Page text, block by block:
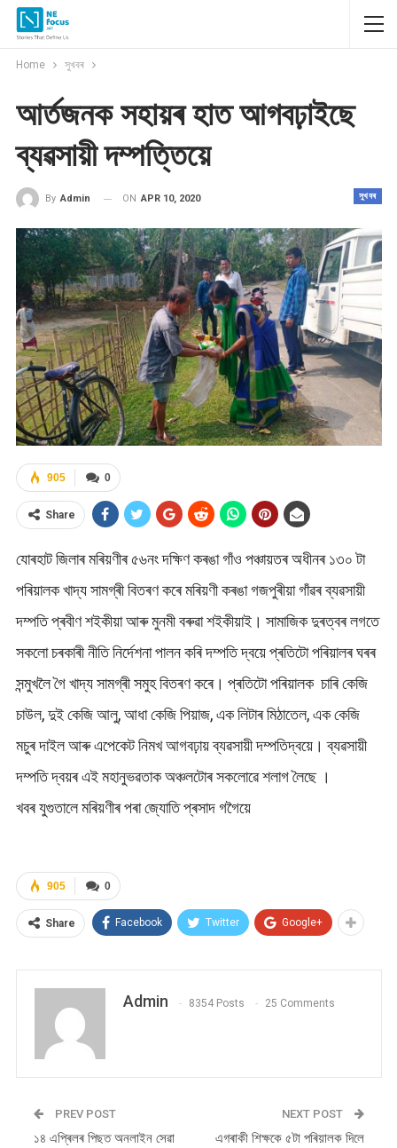
Home সুখবৰ
আৰ্তজনক সহায়ৰ হাত আগবঢ়াইছে
ব্যৱসায়ী দম্পত্তিয়ে
সুখবৰ
By Admin ON APR 10, 2020
0
905
Share
যোৰহাট জিলাৰ মৰিয়ণীৰ ৫৬নং দক্ষিণ কৰঙা গাঁও পঞ্চায়তৰ অধীনৰ ১৩০ টা
পৰিয়ালক খাদ্য সামগ্ৰী বিতৰণ কৰে মৰিয়ণী কৰঙা গজপুৰীয়া গাঁৱৰ ব্যৱসায়ী
দম্পতি প্ৰবীণ শইকীয়া আৰু মুনমী বৰুৱা শইকীয়াই। সামাজিক দুৰত্বৰ লগতে
সকলো চৰকাৰী নীতি নিৰ্দেশনা পালন কৰি দম্পতি দ্বয়ে প্ৰতিটো পৰিয়ালৰ ঘৰৰ
সন্মুখলৈ গৈ খাদ্য সামগ্ৰী সমুহ বিতৰণ কৰে। প্ৰতিটো পৰিয়ালক চাৰি কেজি
চাউল, দুই কেজি আলু, আধা কেজি পিয়াজ, এক লিটাৰ মিঠাতেল, এক কেজি
মচুৰ দাইল আৰু এপেকেট নিমখ আগবঢ়ায় ব্যৱসায়ী দম্পতিদ্বয়ে। ব্যৱসায়ী
দম্পতি দ্বয়ৰ এই মহানুভৱতাক অঞ্চলটোৰ সকলোৱে শলাগ লৈছে ।
খবৰ যুগুতালে মৰিয়ণীৰ পৰা জ্যোতি প্ৰসাদ গগৈয়ে
0
905
Share Facebook Twitter Google+
Admin 8354 Posts 25 Comments
PREV POST
১৪ এপ্ৰিলৰ পিছত অনলাইন সেৱা
NEXT POST
এগৰাকী শিক্ষকে ৫টা পৰিয়ালক দিলে